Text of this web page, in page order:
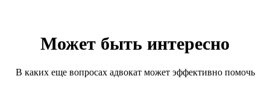
Может быть интересно
В каких еще вопросах адвокат может эффективно помочь